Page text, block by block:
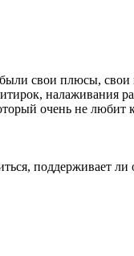
свои плюсы,
налаживания
очень не
поддерживает ли